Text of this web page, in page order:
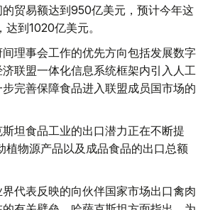
贸易额达到950亿美元，预计今年这
到1020亿美元。
理事会工作的优先方向包括发展数字
联盟一体化信息系统框架内引入人工
完善保障食品进入联盟成员国市场的
坦食品工业的出口潜力正在不断提
植物源产品以及成品食品的出口总额
代表反映的向伙伴国家市场出口禽肉